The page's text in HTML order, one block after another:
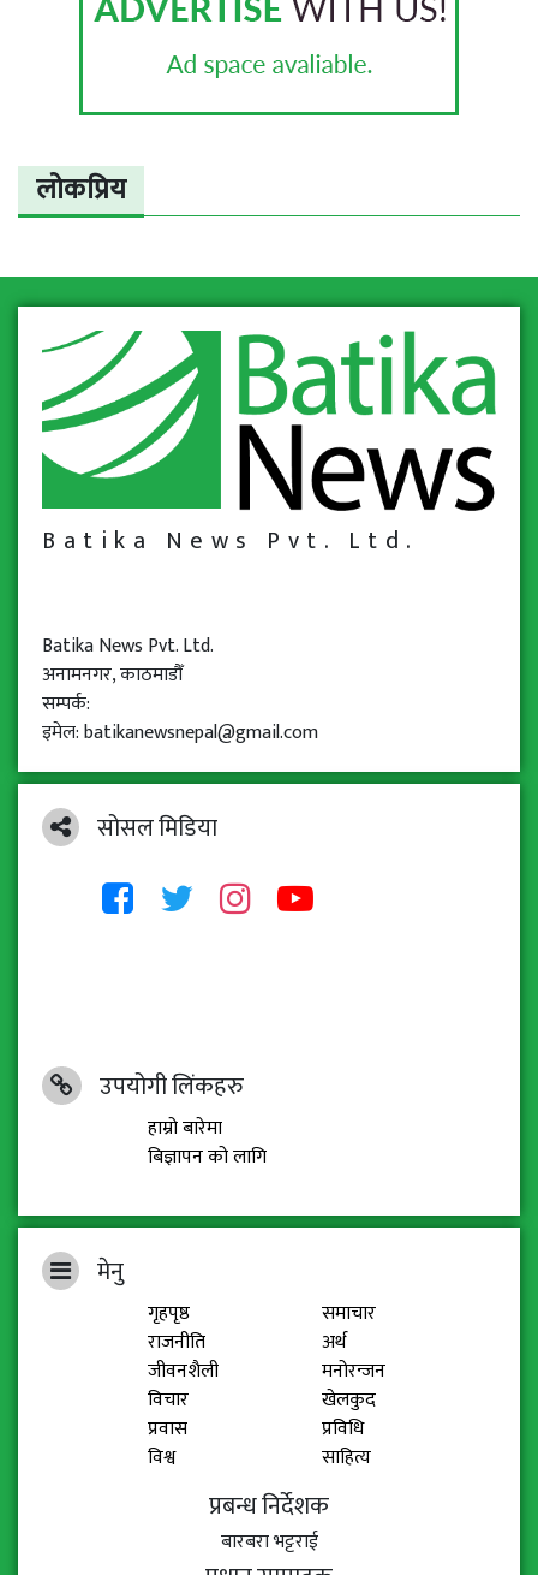
लोकप्रिय
Batika News Pvt. Ltd.
Batika News Pvt. Ltd.
अनामनगर, काठमाडौँ
सम्पर्क:
इमेल: batikanewsnepal@gmail.com
सोसल मिडिया
उपयोगी लिंकहरु
हाम्रो बारेमा
बिज्ञापन को लागि
मेनु
गृहपृष्ठ
समाचार
राजनीति
अर्थ
जीवनशैली
मनोरन्जन
विचार
खेलकुद
प्रवास
प्रविधि
विश्व
साहित्य
प्रबन्ध निर्देशक
बारबरा भट्टराई